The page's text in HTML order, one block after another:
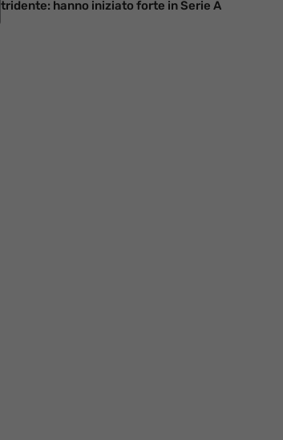
tridente: hanno iniziato forte in Serie A